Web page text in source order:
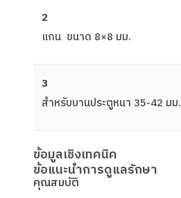
2
แกน ขนาด 8×8 มม.
3
สําหรับบานประตูหนา 35-42 มม.
ข้อมูลเชิงเทคนิค
ข้อแนะนำการดูแลรักษา
คุณสมบัติ